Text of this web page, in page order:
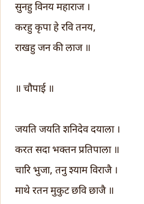
सुनहु विनय महाराज ।
करहु कृपा हे रवि तनय,
राखहु जन की लाज ॥
॥ चौपाई ॥
जयति जयति शनिदेव दयाला ।
करत सदा भक्तन प्रतिपाला ॥
चारि भुजा, तनु श्याम विराजै ।
माथे रतन मुकुट छवि छाजै ॥